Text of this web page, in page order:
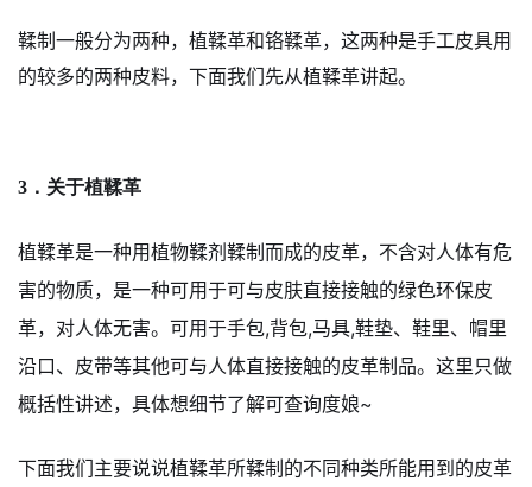
鞣制一般分为两种，植鞣革和铬鞣革，这两种是手工皮具用
的较多的两种皮料，下面我们先从植鞣革讲起。
3．关于植鞣革
植鞣革是一种用植物鞣剂鞣制而成的皮革，不含对人体有危
害的物质，是一种可用于可与皮肤直接接触的绿色环保皮
革，对人体无害。可用于手包,背包,马具,鞋垫、鞋里、帽里
沿口、皮带等其他可与人体直接接触的皮革制品。这里只做
概括性讲述，具体想细节了解可查询度娘~
下面我们主要说说植鞣革所鞣制的不同种类所能用到的皮革